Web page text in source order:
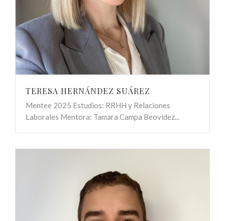
TERESA HERNÁNDEZ SUÁREZ
Mentee 2025 Estudios: RRHH y Relaciones
Laborales Mentora: Tamara Campa Beovidez...